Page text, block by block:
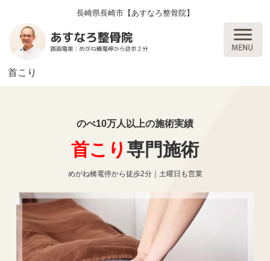
長崎県長崎市【あすなろ整骨院】
首こり
のべ10万人以上の施術実績
首こり 専門施術
めがね橋電停から徒歩2分｜土曜日も営業